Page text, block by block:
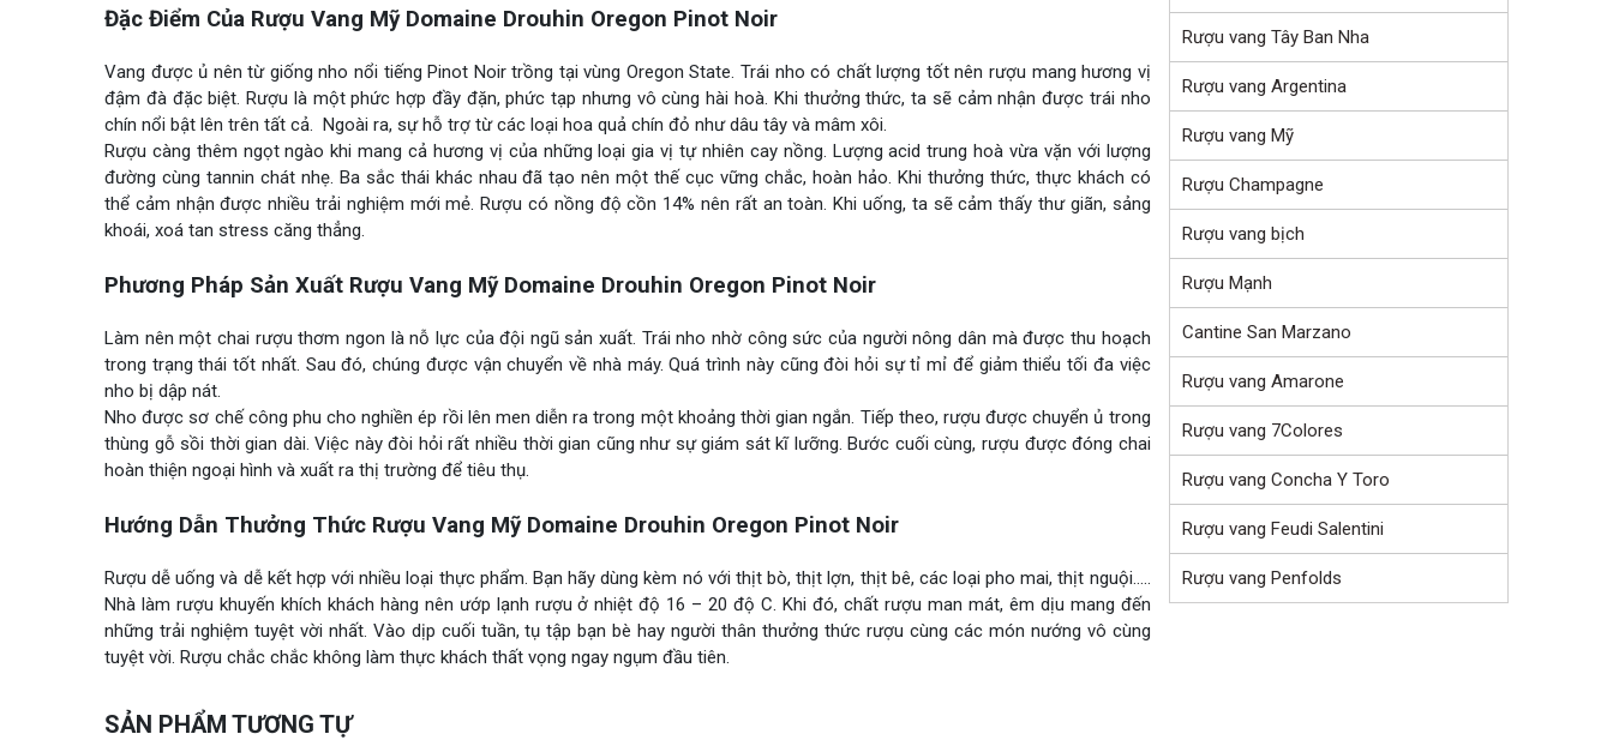
Đặc Điểm Của Rượu Vang Mỹ Domaine Drouhin Oregon Pinot Noir
Vang được ủ nên từ giống nho nổi tiếng Pinot Noir trồng tại vùng Oregon State. Trái nho có chất lượng tốt nên rượu mang hương vị
đậm đà đặc biệt. Rượu là một phức hợp đầy đặn, phức tạp nhưng vô cùng hài hoà. Khi thưởng thức, ta sẽ cảm nhận được trái nho
chín nổi bật lên trên tất cả. Ngoài ra, sự hỗ trợ từ các loại hoa quả chín đỏ như dâu tây và mâm xôi.
Rượu càng thêm ngọt ngào khi mang cả hương vị của những loại gia vị tự nhiên cay nồng. Lượng acid trung hoà vừa vặn với lượng
đường cùng tannin chát nhẹ. Ba sắc thái khác nhau đã tạo nên một thế cục vững chắc, hoàn hảo. Khi thưởng thức, thực khách có
thể cảm nhận được nhiều trải nghiệm mới mẻ. Rượu có nồng độ cồn 14% nên rất an toàn. Khi uống, ta sẽ cảm thấy thư giãn, sảng
khoái, xoá tan stress căng thẳng.
Phương Pháp Sản Xuất Rượu Vang Mỹ Domaine Drouhin Oregon Pinot Noir
Làm nên một chai rượu thơm ngon là nỗ lực của đội ngũ sản xuất. Trái nho nhờ công sức của người nông dân mà được thu hoạch
trong trạng thái tốt nhất. Sau đó, chúng được vận chuyển về nhà máy. Quá trình này cũng đòi hỏi sự tỉ mỉ để giảm thiểu tối đa việc
nho bị dập nát.
Nho được sơ chế công phu cho nghiền ép rồi lên men diễn ra trong một khoảng thời gian ngắn. Tiếp theo, rượu được chuyển ủ trong
thùng gỗ sồi thời gian dài. Việc này đòi hỏi rất nhiều thời gian cũng như sự giám sát kĩ lưỡng. Bước cuối cùng, rượu được đóng chai
hoàn thiện ngoại hình và xuất ra thị trường để tiêu thụ.
Hướng Dẫn Thưởng Thức Rượu Vang Mỹ Domaine Drouhin Oregon Pinot Noir
Rượu dễ uống và dễ kết hợp với nhiều loại thực phẩm. Bạn hãy dùng kèm nó với thịt bò, thịt lợn, thịt bê, các loại pho mai, thịt nguội…..
Nhà làm rượu khuyến khích khách hàng nên ướp lạnh rượu ở nhiệt độ 16 – 20 độ C. Khi đó, chất rượu man mát, êm dịu mang đến
những trải nghiệm tuyệt vời nhất. Vào dịp cuối tuần, tụ tập bạn bè hay người thân thưởng thức rượu cùng các món nướng vô cùng
tuyệt vời. Rượu chắc chắc không làm thực khách thất vọng ngay ngụm đầu tiên.
Rượu vang Tây Ban Nha
Rượu vang Argentina
Rượu vang Mỹ
Rượu Champagne
Rượu vang bịch
Rượu Mạnh
Cantine San Marzano
Rượu vang Amarone
Rượu vang 7Colores
Rượu vang Concha Y Toro
Rượu vang Feudi Salentini
Rượu vang Penfolds
SẢN PHẨM TƯƠNG TỰ